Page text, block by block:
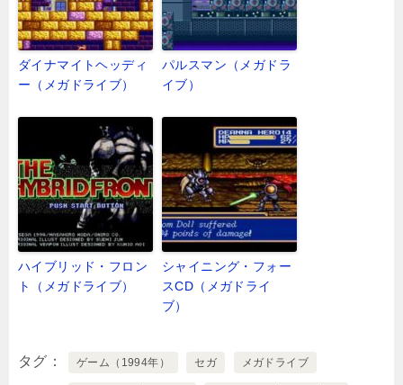
ダイナマイトヘッディ
ー（メガドライブ）
パルスマン（メガドラ
イブ）
ハイブリッド・フロン
ト（メガドライブ）
シャイニング・フォー
スCD（メガドライ
ブ）
タグ ゲーム（1994年） セガ メガドライブ